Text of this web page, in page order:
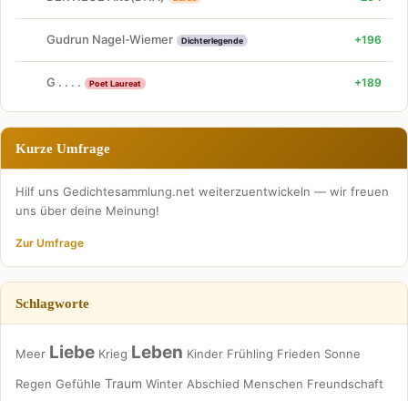
Gudrun Nagel-Wiemer Dichterlegende +196
G . . . . Poet Laureat +189
Kurze Umfrage
Hilf uns Gedichtesammlung.net weiterzuentwickeln — wir freuen
uns über deine Meinung!
Zur Umfrage
Schlagworte
Meer Liebe Krieg Leben Kinder Frühling Frieden Sonne
Regen Gefühle Traum Winter Abschied Menschen Freundschaft